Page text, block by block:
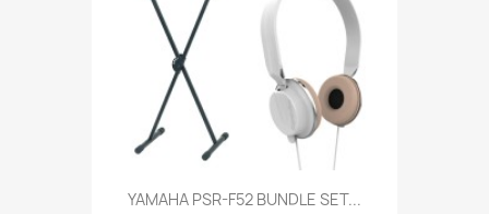
YAMAHA PSR-F52 BUNDLE SET...